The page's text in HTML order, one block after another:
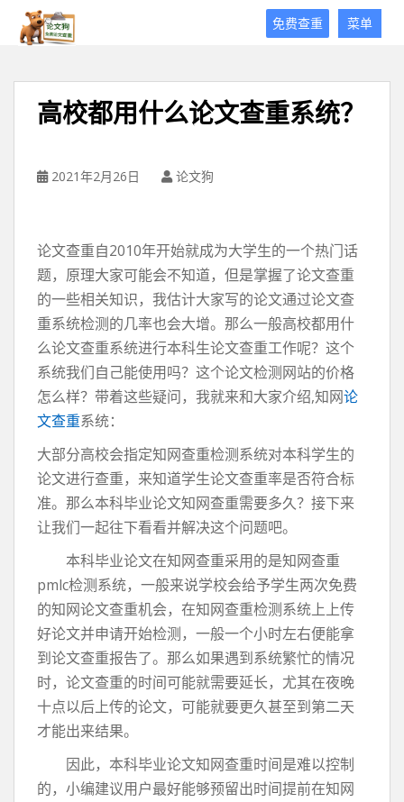
菜单
免费查重
高校都用什么论文查重系统？
2021年2月26日 论文狗
论文查重自2010年开始就成为大学生的一个热门话
题，原理大家可能会不知道，但是掌握了论文查重
的一些相关知识，我估计大家写的论文通过论文查
重系统检测的几率也会大增。那么一般高校都用什
么论文查重系统进行本科生论文查重工作呢？这个
系统我们自己能使用吗？这个论文检测网站的价格
怎么样？带着这些疑问，我就来和大家介绍,知网论
文查重系统：
大部分高校会指定知网查重检测系统对本科学生的
论文进行查重，来知道学生论文查重率是否符合标
准。那么本科毕业论文知网查重需要多久？接下来
让我们一起往下看看并解决这个问题吧。
本科毕业论文在知网查重采用的是知网查重
pmlc检测系统，一般来说学校会给予学生两次免费
的知网论文查重机会，在知网查重检测系统上上传
好论文并申请开始检测，一般一个小时左右便能拿
到论文查重报告了。那么如果遇到系统繁忙的情况
时，论文查重的时间可能就需要延长，尤其在夜晚
十点以后上传的论文，可能就要更久甚至到第二天
才能出来结果。
因此，本科毕业论文知网查重时间是难以控制
的，小编建议用户最好能够预留出时间提前在知网